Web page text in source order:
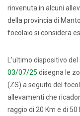
rinvenuta in alcuni
della provincia di
focolaio si considera
L’ultimo dispositivo
03/07/25 disegna le
(ZS) a seguito del
allevamenti che
raggio di 20 Km e di